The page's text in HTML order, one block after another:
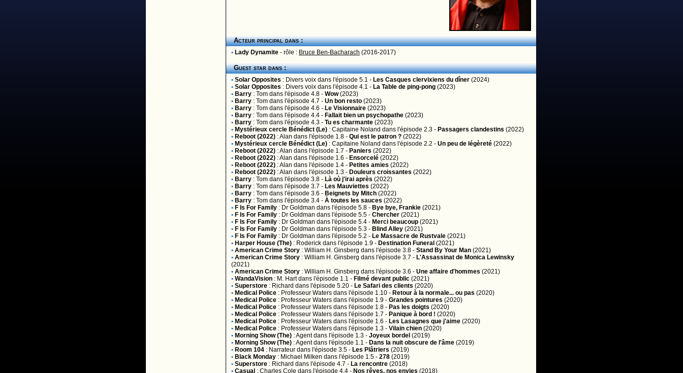
Acteur principal dans :
• Lady Dynamite - rôle : Bruce Ben-Bacharach (2016-2017)
Guest star dans :
• Solar Opposites : Divers voix dans l'épisode 5.1 - Les Casques clervixiens du dîner (2024)
• Solar Opposites : Divers voix dans l'épisode 4.1 - La Table de ping-pong (2023)
• Barry : Tom dans l'épisode 4.8 - Wow(2023)
• Barry : Tom dans l'épisode 4.7 - Un bon resto (2023)
• Barry : Tom dans l'épisode 4.6 - Le Visionnaire (2023)
• Barry : Tom dans l'épisode 4.4 - Fallait bien un psychopathe (2023)
• Barry : Tom dans l'épisode 4.3 - Tu es charmante (2023)
• Mystérieux cercle Bénédict (Le) : Capitaine Noland dans l'épisode 2.3 - Passagers clandestins (2022)
• Reboot (2022) :Alan dans l'épisode 1.8 - Qui est le patron ? (2022)
• Mystérieux cercle Bénédict (Le) : Capitaine Noland dans l'épisode 2.2 - Un peu de légèreté (2022)
• Reboot (2022) :Alan dans l'épisode 1.7 - Paniers (2022)
• Reboot (2022) :Alan dans l'épisode 1.6 - Ensorcelé (2022)
• Reboot (2022) :Alan dans l'épisode 1.4 - Petites amies (2022)
• Reboot (2022) :Alan dans l'épisode 1.3 - Douleurs croissantes (2022)
• Barry : Tom dans l'épisode 3.8 - Là où j'irai après (2022)
• Barry : Tom dans l'épisode 3.7 - Les Mauviettes (2022)
• Barry : Tom dans l'épisode 3.6 - Beignets by Mitch (2022)
• Barry : Tom dans l'épisode 3.4 - À toutes les sauces (2022)
• F Is For Family : Dr Goldman dans l'épisode 5.8 - Bye bye, Frankie (2021)
• F Is For Family : Dr Goldman dans l'épisode 5.5 - Chercher (2021)
• F Is For Family : Dr Goldman dans l'épisode 5.4 - Merci beaucoup (2021)
• F Is For Family : Dr Goldman dans l'épisode 5.3 - Blind Alley (2021)
• F Is For Family : Dr Goldman dans l'épisode 5.2 - Le Massacre de Rustvale (2021)
• Harper House (The) : Roderick dans l'épisode 1.9 - Destination Funeral (2021)
• American Crime Story : William H. Ginsberg dans l'épisode 3.8 - Stand By Your Man (2021)
• American Crime Story : William H. Ginsberg dans l'épisode 3.7 - L'Assassinat de Monica Lewinsky
(2021)
• American Crime Story : William H. Ginsberg dans l'épisode 3.6 - Une affaire d'hommes (2021)
• WandaVision : M. Hartdans l'épisode 1.1 - Filmé devant public (2021)
• Superstore : Richard dans l'épisode 5.20 - Le Safari des clients (2020)
• Medical Police : Professeur Waters dans l'épisode 1.10 - Retour à la normale... ou pas (2020)
• Medical Police : Professeur Waters dans l'épisode 1.9 - Grandes pointures (2020)
• Medical Police : Professeur Waters dans l'épisode 1.8 - Pas les doigts (2020)
• Medical Police : Professeur Waters dans l'épisode 1.7 - Panique à bord ! (2020)
• Medical Police : Professeur Waters dans l'épisode 1.6 - Les Lasagnes que j'aime (2020)
• Medical Police : Professeur Waters dans l'épisode 1.3 - Vilain chien (2020)
• Morning Show (The) :Agentdans l'épisode 1.3 - Joyeux bordel (2019)
• Morning Show (The) :Agentdans l'épisode 1.1 - Dans la nuit obscure de l'âme (2019)
• Room 104 : Narrateur dans l'épisode 3.5 - Les Plâtriers (2019)
• Black Monday : Michael Milken dans l'épisode 1.5 - 278 (2019)
• Superstore : Richard dans l'épisode 4.7 - La rencontre (2018)
• Casual : Charles Cole dans l'épisode 4.4 - Nos rêves, nos envies (2018)